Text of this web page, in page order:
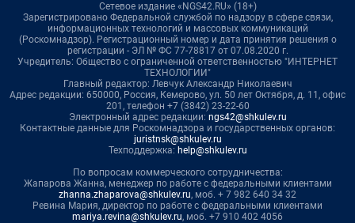
Сетевое издание «NGS42.RU» (18+)
Зарегистрировано Федеральной службой по надзору в сфере связи,
информационных технологий и массовых коммуникаций
(Роскомнадзор). Регистрационный номер и дата принятия решения о
регистрации - ЭЛ № ФС 77-78817 от 07.08.2020 г.
Учредитель: Общество с ограниченной ответственностью "ИНТЕРНЕТ
ТЕХНОЛОГИИ"
Главный редактор: Левчук Александр Николаевич
Адрес редакции: 650000, Россия, Кемерово, ул. 50 лет Октября, д. 11, офис
201, телефон +7 (3842) 23-22-60
Электронный адрес редакции: ngs42@shkulev.ru
Контактные данные для Роскомнадзора и государственных органов:
juristnsk@shkulev.ru
Техподдержка: help@shkulev.ru
По вопросам коммерческого сотрудничества:
Жапарова Жанна, менеджер по работе с федеральными клиентами
zhanna.zhaparova@shkulev.ru, моб. + 7 982 640 34 32
Ревина Мария, директор по работе с федеральными клиентами
mariya.revina@shkulev.ru, моб. +7 910 402 4056